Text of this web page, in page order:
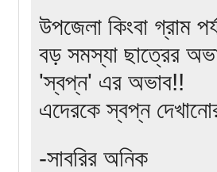
উপজেলা কিংবা গ্রাম
বড় সমস্যা ছাত্রের
'স্বপ্ন' এর অভাব!!
এদেরকে স্বপ্ন
-সাবরির অনিক